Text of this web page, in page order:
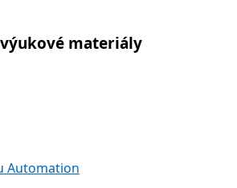
materiály
Automation